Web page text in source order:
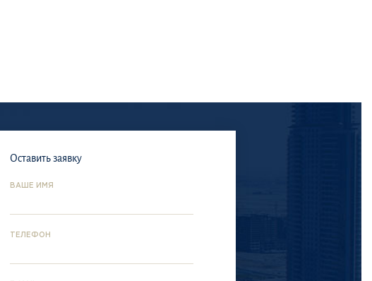
Оставить заявку
ВАШЕ ИМЯ
ТЕЛЕФОН